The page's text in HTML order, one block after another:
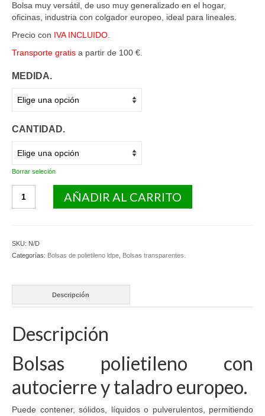
Bolsa muy versátil, de uso muy generalizado en el hogar,
oficinas, industria con colgador europeo, ideal para lineales.
Precio con IVA INCLUIDO
Transporte gratis a partir de 100 €.
MEDIDA.
CANTIDAD.
Borrar seleción
polietileno
europeo.
AÑADIR AL CARRITO
SKU: N/D
Categorías: Bolsas de polietileno ldpe Bolsas transparentes.
Descripción
Descripción
Bolsas polietileno con
autocierre y taladro europeo.
Puede contener, sólidos, líquidos o pulverulentos, permitiendo